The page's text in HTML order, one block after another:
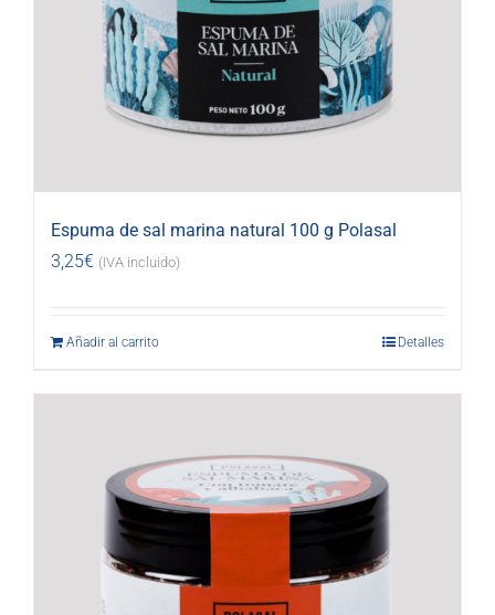
Espuma de sal marina natural 100 g Polasal
3,25€ (IVA incluido)
Añadir al carrito Detalles